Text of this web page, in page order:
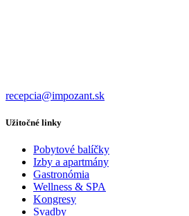
recepcia@impozant.sk
Užitočné linky
Pobytové balíčky
Izby a apartmány
Gastronómia
Wellness & SPA
Kongresy
Svadby